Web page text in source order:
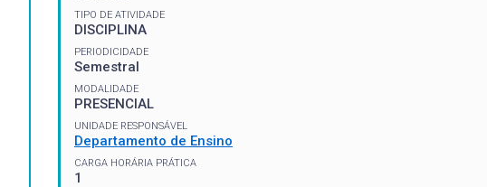
TIPO DE ATIVIDADE
DISCIPLINA
PERIODICIDADE
Semestral
MODALIDADE
PRESENCIAL
UNIDADE RESPONSÁVEL
Departamento de Ensino
CARGA HORÁRIA PRÁTICA
1